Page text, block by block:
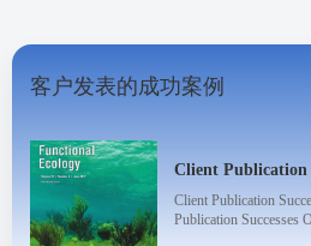
客户发表的成功案例
Client Publication
Client Publication
Publication Successes